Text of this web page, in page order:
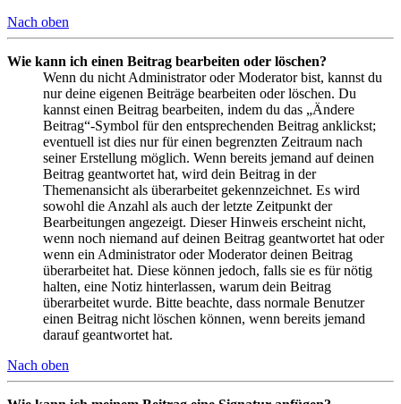
Nach oben
Wie kann ich einen Beitrag bearbeiten oder löschen?
Wenn du nicht Administrator oder Moderator bist, kannst du
nur deine eigenen Beiträge bearbeiten oder löschen. Du
kannst einen Beitrag bearbeiten, indem du das „Ändere
Beitrag“-Symbol für den entsprechenden Beitrag anklickst;
eventuell ist dies nur für einen begrenzten Zeitraum nach
seiner Erstellung möglich. Wenn bereits jemand auf deinen
Beitrag geantwortet hat, wird dein Beitrag in der
Themenansicht als überarbeitet gekennzeichnet. Es wird
sowohl die Anzahl als auch der letzte Zeitpunkt der
Bearbeitungen angezeigt. Dieser Hinweis erscheint nicht,
wenn noch niemand auf deinen Beitrag geantwortet hat oder
wenn ein Administrator oder Moderator deinen Beitrag
überarbeitet hat. Diese können jedoch, falls sie es für nötig
halten, eine Notiz hinterlassen, warum dein Beitrag
überarbeitet wurde. Bitte beachte, dass normale Benutzer
einen Beitrag nicht löschen können, wenn bereits jemand
darauf geantwortet hat.
Nach oben